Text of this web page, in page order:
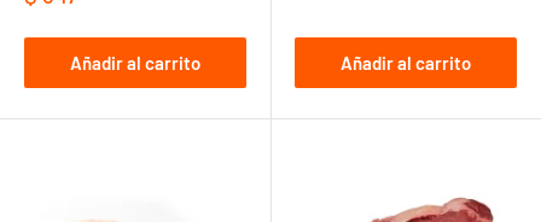
venta
Añadir al carrito Añadir al carrito